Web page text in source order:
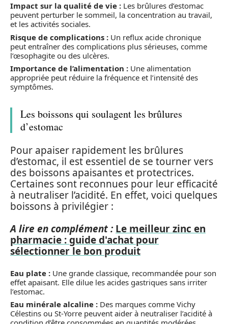
Impact sur la qualité de vie : Les brûlures d’estomac
peuvent perturber le sommeil, la concentration au travail,
et les activités sociales.
Risque de complications : Un reflux acide chronique
peut entraîner des complications plus sérieuses, comme
l’œsophagite ou des ulcères.
Importance de l’alimentation : Une alimentation
appropriée peut réduire la fréquence et l’intensité des
symptômes.
Les boissons qui soulagent les brûlures
d’estomac
Pour apaiser rapidement les brûlures
d’estomac, il est essentiel de se tourner vers
des boissons apaisantes et protectrices.
Certaines sont reconnues pour leur efficacité
à neutraliser l’acidité. En effet, voici quelques
boissons à privilégier :
A lire en complément : Le meilleur zinc en
pharmacie : guide d'achat pour
sélectionner le bon produit
Eau plate : Une grande classique, recommandée pour son
effet apaisant. Elle dilue les acides gastriques sans irriter
l’estomac.
Eau minérale alcaline : Des marques comme Vichy
Célestins ou St-Yorre peuvent aider à neutraliser l’acidité à